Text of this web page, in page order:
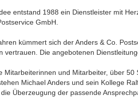
entstand 1988 ein Dienstleister mit
GmbH.
kümmert sich der Anders & Co.
vertrauen. Die angebotenen
Mitarbeiterinnen und Mitarbeiter, über
Michael Anders und sein Kollege
Überzeugung der passende